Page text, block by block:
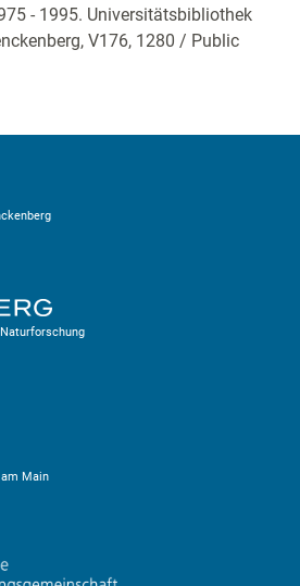
- 1995. Universitätsbibliothek
V176, 1280 / Public
Main